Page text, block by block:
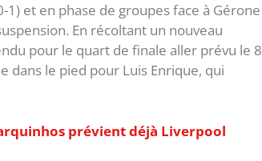
et en phase de groupes face à Gérone
En récoltant un nouveau
pour le quart de finale aller prévu le 8
dans le pied pour Luis Enrique, qui
prévient déjà Liverpool